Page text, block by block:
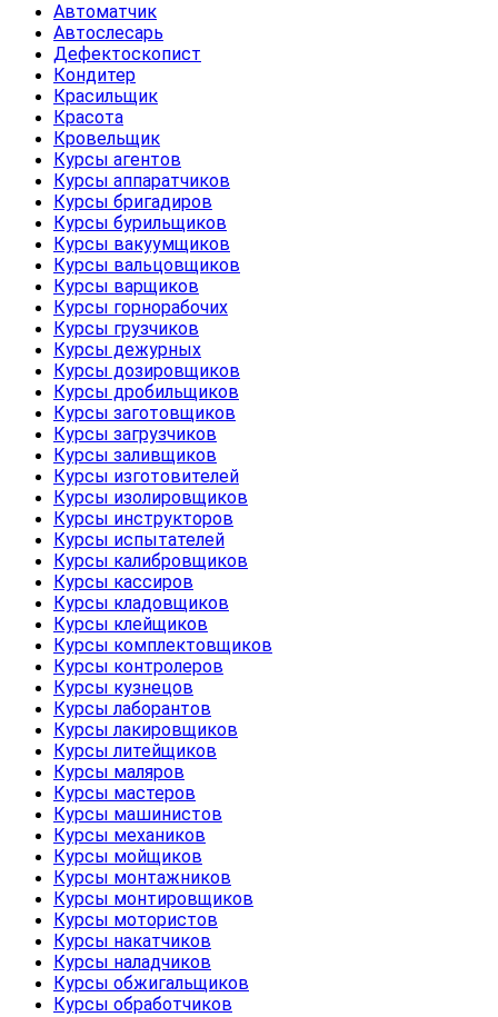
Автоматчик
Автослесарь
Дефектоскопист
Кондитер
Красильщик
Красота
Кровельщик
Курсы агентов
Курсы аппаратчиков
Курсы бригадиров
Курсы бурильщиков
Курсы вакуумщиков
Курсы вальцовщиков
Курсы варщиков
Курсы горнорабочих
Курсы грузчиков
Курсы дежурных
Курсы дозировщиков
Курсы дробильщиков
Курсы заготовщиков
Курсы загрузчиков
Курсы заливщиков
Курсы изготовителей
Курсы изолировщиков
Курсы инструкторов
Курсы испытателей
Курсы калибровщиков
Курсы кассиров
Курсы кладовщиков
Курсы клейщиков
Курсы комплектовщиков
Курсы контролеров
Курсы кузнецов
Курсы лаборантов
Курсы лакировщиков
Курсы литейщиков
Курсы маляров
Курсы мастеров
Курсы машинистов
Курсы механиков
Курсы мойщиков
Курсы монтажников
Курсы монтировщиков
Курсы мотористов
Курсы накатчиков
Курсы наладчиков
Курсы обжигальщиков
Курсы обработчиков